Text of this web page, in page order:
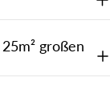
großen